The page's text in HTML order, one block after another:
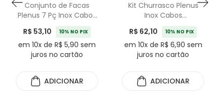
Conjunto de Facas
Plenus 7 Pç Inox Cabos
Polipropileno
Tramontina Preto
R$ 53,10 10% NO PIX
em 10x de R$ 5,90 sem
juros no cartão
ADICIONAR
Kit Churrasco Plenus
Inox Cabos
Polipropileno Marrom
Tramontina - 3 Peças
R$ 62,10 10% NO PIX
em 10x de R$ 6,90 sem
juros no cartão
ADICIONAR